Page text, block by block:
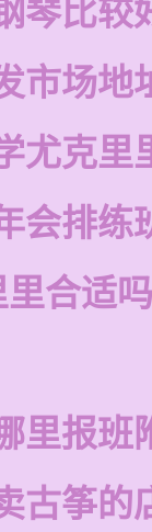
琴比较
市场地
尤克里
会排练
合适吗
里报班
古筝的